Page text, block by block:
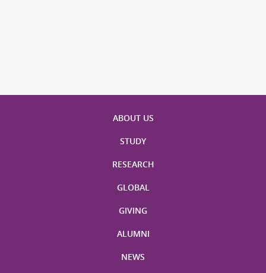
ABOUT US
STUDY
RESEARCH
GLOBAL
GIVING
ALUMNI
NEWS